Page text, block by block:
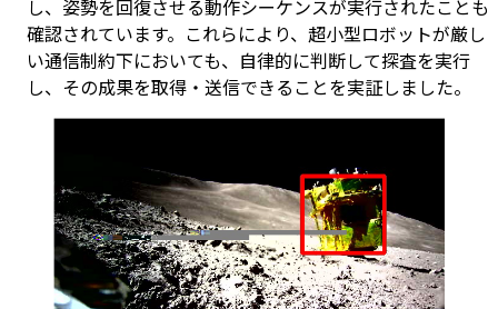
し、姿勢を回復させる動作シーケンスが実行されたことも
確認されています。これらにより、超小型ロボットが厳し
い通信制約下においても、自律的に判断して探査を実行
し、その成果を取得・送信できることを実証しました。